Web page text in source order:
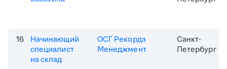
16
Начинающий
специалист
на склад
ОСГ Рекордз
Менеджмент
Санкт-
Петербург